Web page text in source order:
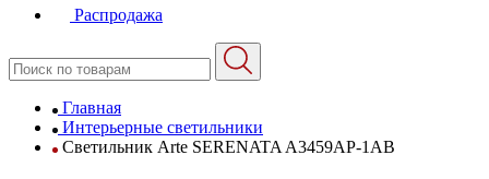
Распродажа
Главная
Интерьерные светильники
Светильник Arte SERENATA A3459AP-1AB